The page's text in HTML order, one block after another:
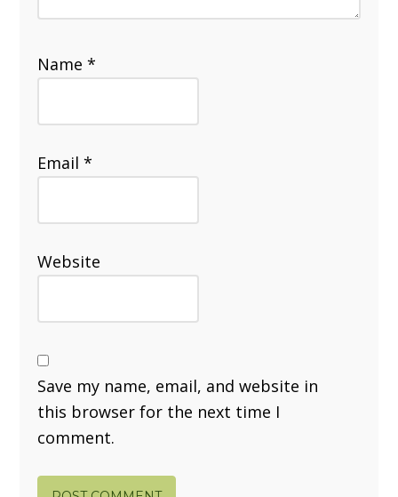
Name*
Email*
Website
Save my name, email, and website in
this browser for the next time I
comment.